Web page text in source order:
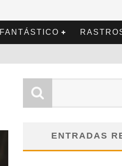
FANTÁSTICO
ENTRADAS